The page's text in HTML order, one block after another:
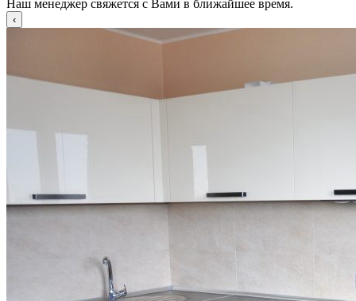
Наш менеджер свяжется с Вами в ближайшее время.